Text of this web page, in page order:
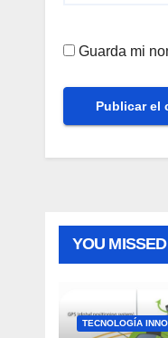
Guarda mi
YOU MISSED
TECNOLOGÍA